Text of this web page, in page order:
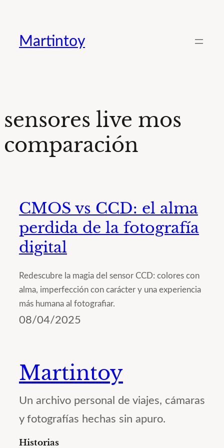
contenido
Martintoy
sensores live mos
comparación
CMOS vs CCD: el alma
perdida de la fotografía
digital
Redescubre la magia del sensor CCD: colores con
alma, imperfección con carácter y una experiencia
más humana al fotografiar.
08/04/2025
Martintoy
Un archivo personal de viajes, cámaras
y fotografías hechas sin apuro.
Historias